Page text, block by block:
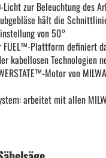
Licht zur Beleuchtung des
hält die
von 50°
FUEL™-Plattform definiert
kabellosen Technologien
Motor von
arbeitet mit allen